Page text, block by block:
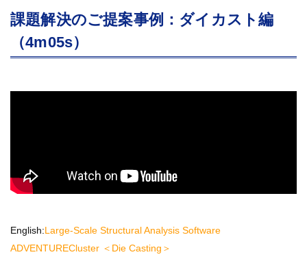
課題解決のご提案事例：ダイカスト編
（4m05s）
English:Large-Scale Structural Analysis Software
ADVENTURECluster ＜Die Casting＞